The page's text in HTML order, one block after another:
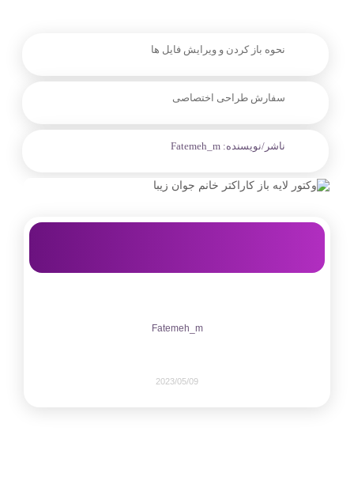
نحوه باز کردن و ویرایش فایل ها
سفارش طراحی اختصاصی
ناشر/نویسنده: Fatemeh_m
Fatemeh_m
2023/05/09